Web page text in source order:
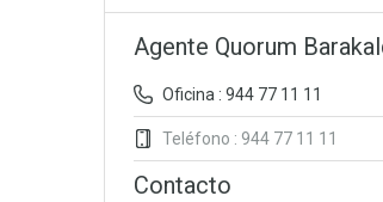
Agente Quorum
Oficina : 944 77 11 11
Teléfono : 944 77 11 11
Contacto